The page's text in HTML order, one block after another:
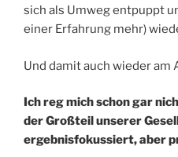
sich als Umweg entpuppt
einer Erfahrung mehr)
Und damit auch wieder am
Ich reg mich schon gar
der Großteil unserer
ergebnisfokussiert, aber